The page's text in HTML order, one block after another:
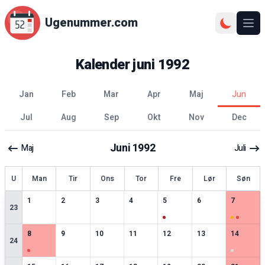
Ugenummer.com
Kalenderjuni 1992
jan feb mar apr maj
jun
jul
aug sep okt nov dec
Maj Juni1992 Juli
Uge Man Tir Ons Tor Fre Lør Søn
23
10 særlige datoer
2
0særlige datoer
3
0særlige datoer
4
0særlige datoer
5
1særlige datoer
6
0særlige datoer
7
2særlige
24
8
1særlige datoer
9
0særlige datoer
10
0særlige datoer
11
0særlige datoer
12
0særlige datoer
13
0særlige datoer
14
1særlige